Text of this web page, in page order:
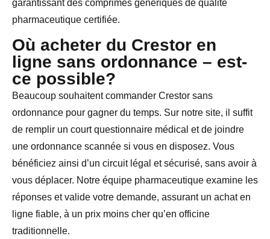
garantissant des comprimés génériques de qualité
pharmaceutique certifiée.
Où acheter du Crestor en
ligne sans ordonnance – est-
ce possible?
Beaucoup souhaitent commander Crestor sans
ordonnance pour gagner du temps. Sur notre site, il suffit
de remplir un court questionnaire médical et de joindre
une ordonnance scannée si vous en disposez. Vous
bénéficiez ainsi d’un circuit légal et sécurisé, sans avoir à
vous déplacer. Notre équipe pharmaceutique examine les
réponses et valide votre demande, assurant un achat en
ligne fiable, à un prix moins cher qu’en officine
traditionnelle.